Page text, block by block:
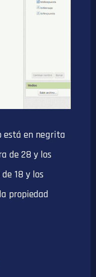
está en negrita
de 28 y los
18 y los
propiedad